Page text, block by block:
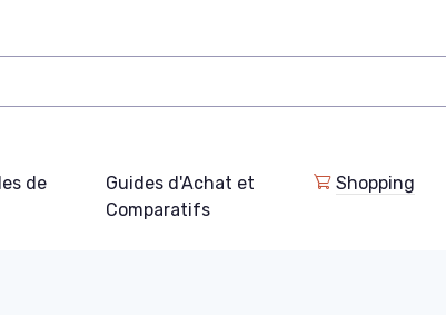
de
Guides d'Achat et
Comparatifs
Shopping